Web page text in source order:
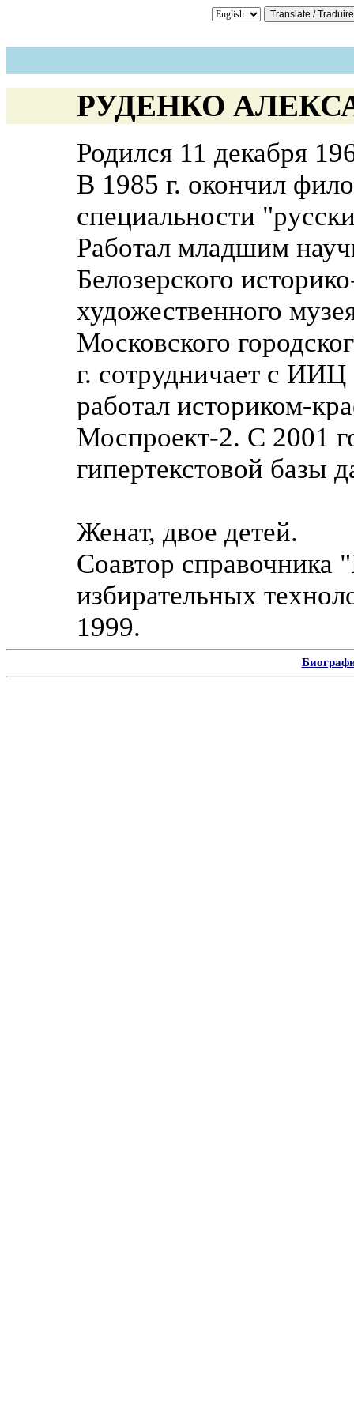
РУДЕНКО
Родился 11 декабря
В 1985 г. окончил
специальности
Работал младшим
Белозерского
художественного
Московского
г. сотрудничает с
работал историком-
Моспроект-2. С 2001
гипертекстовой базы
Женат, двое детей.
Соавтор справочника
избирательных
1999.